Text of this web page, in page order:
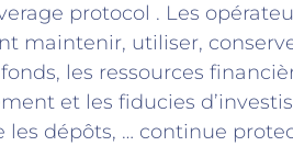
protocol . Les
maintenir, utiliser,
les ressources
et les fiducies
les dépôts, … continue